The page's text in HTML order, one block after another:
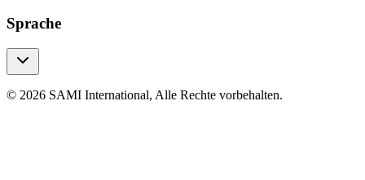
Sprache
© 2026 SAMI International, Alle Rechte vorbehalten.